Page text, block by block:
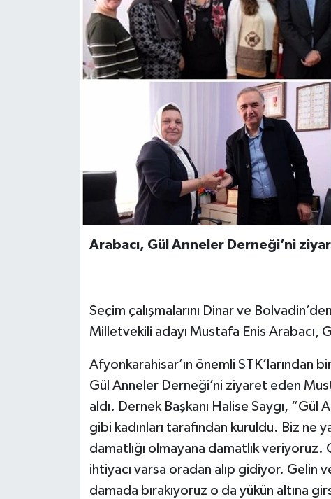
Arabacı, Gül Anneler Derneği’ni
Seçim çalışmalarını Dinar ve
Milletvekili adayı Mustafa Enis
Afyonkarahisar’ın önemli STK’larından
Gül Anneler Derneği’ni ziyaret eden
aldı. Dernek Başkanı Halise Saygı,
gibi kadınları tarafından kuruldu. Biz ne
damatlığı olmayana damatlık veriyoruz.
ihtiyacı varsa oradan alıp gidiyor. Gelin
damada bırakıyoruz o da yükün altına